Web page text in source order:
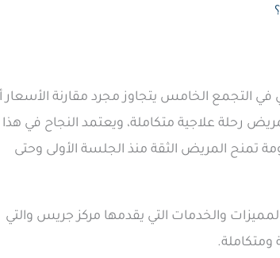
التجمع الخامس يتجاوز مجرد مقارنة الأسعار
رحلة علاجية متكاملة، ويعتمد النجاح في هذا
تمنح المريض الثقة منذ الجلسة الأولى وحتى
والخدمات التي يقدمها مركز جريس والتي
ومتكاملة.